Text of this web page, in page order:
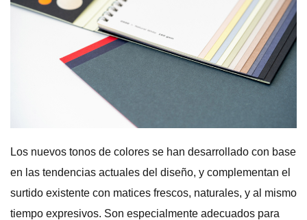
Los nuevos tonos de colores se han desarrollado con base
en las tendencias actuales del diseño, y complementan el
surtido existente con matices frescos, naturales, y al mismo
tiempo expresivos. Son especialmente adecuados para